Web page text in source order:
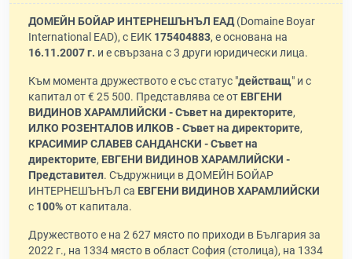
ДОМЕЙН БОЙАР ИНТЕРНЕШЪНЪЛ ЕАД(Domaine Boyar
International EAD), с ЕИК 175404883, е основана на
16.11.2007 г. и е свързана с 3 други юридически лица.
Към момента дружеството е със статус "действащ" и с
капитал от € 25 500. Представлява се от ЕВГЕНИ
ВИДИНОВ ХАРАМЛИЙСКИ - Съвет на директорите,
ИЛКО РОЗЕНТАЛОВ ИЛКОВ - Съвет на директорите,
КРАСИМИР СЛАВЕВ САНДАНСКИ - Съвет на
директорите, ЕВГЕНИ ВИДИНОВ ХАРАМЛИЙСКИ -
Представител. Съдружници в ДОМЕЙН БОЙАР
ИНТЕРНЕШЪНЪЛ са ЕВГЕНИ ВИДИНОВ ХАРАМЛИЙСКИ
с 100%от капитала.
Дружеството е на 2 627 място по приходи в България за
2022 г., на 1334 място в област София (столица), на 1334